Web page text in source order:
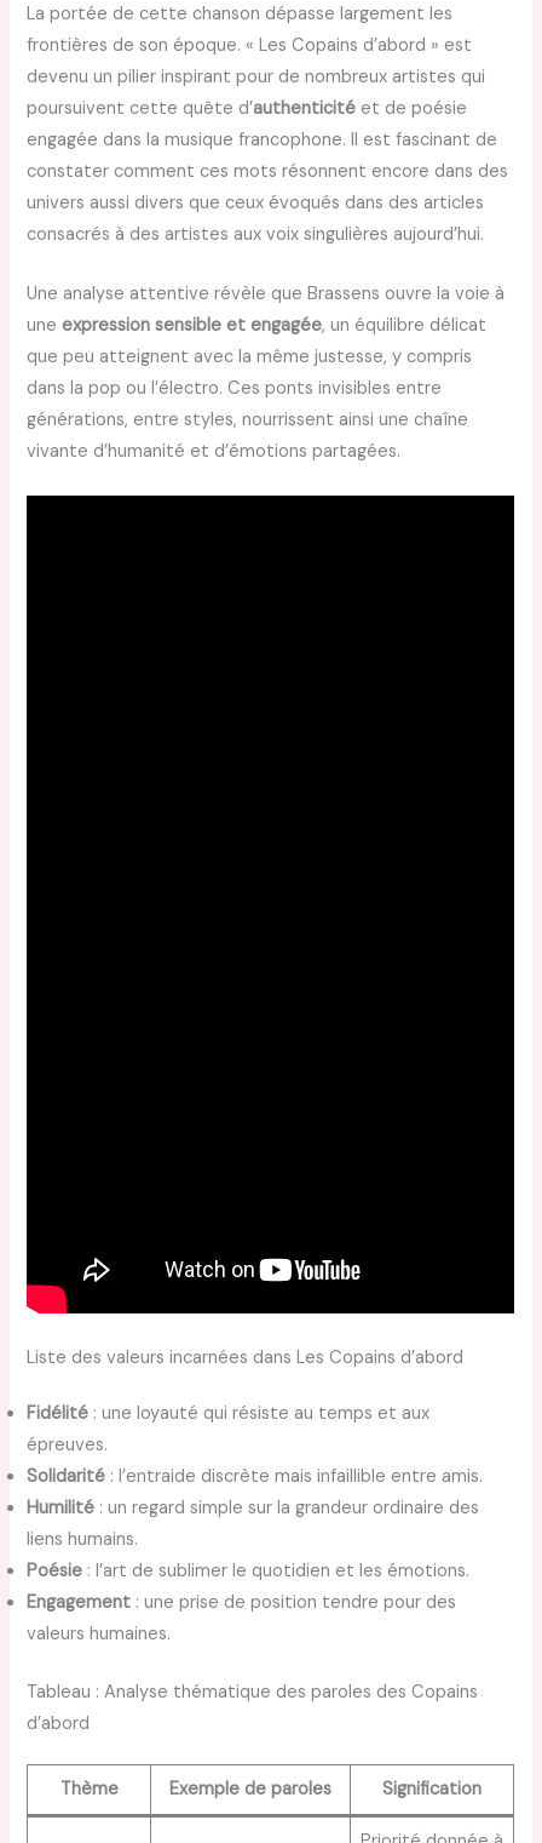
La portée de cette chanson dépasse largement les
frontières de son époque. « Les Copains d’abord » est
devenu un pilier inspirant pour de nombreux artistes qui
poursuivent cette quête d’authenticité et de poésie
engagée dans la musique francophone. Il est fascinant de
constater comment ces mots résonnent encore dans des
univers aussi divers que ceux évoqués dans des articles
consacrés à des artistes aux voix singulières aujourd’hui.
Une analyse attentive révèle que Brassens ouvre la voie à
uneexpression sensible et engagée, un équilibre délicat
que peu atteignent avec la même justesse, y compris
dans la pop ou l’électro. Ces ponts invisibles entre
générations, entre styles, nourrissent ainsi une chaîne
vivante d’humanité et d’émotions partagées.
Liste des valeurs incarnées dans Les Copains d’abord
Fidélité : une loyauté qui résiste au temps et aux
épreuves.
Solidarité : l’entraide discrète mais infaillible entre amis.
Humilité : un regard simple sur la grandeur ordinaire des
liens humains.
Poésie : l’art de sublimer le quotidien et les émotions.
Engagement : une prise de position tendre pour des
valeurs humaines.
Tableau : Analyse thématique des paroles des Copains
d’abord
Thème Exemple de paroles Signification